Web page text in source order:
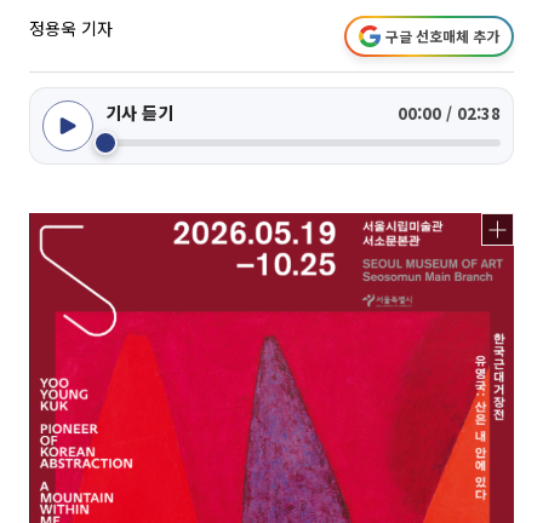
정용욱 기자 구글 선호매체 추가
기사 듣기 00:00 / 02:38